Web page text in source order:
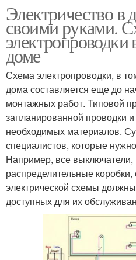
Электричество в
своими руками.
электропроводки
доме
Схема электропроводки, в
дома составляется еще до
монтажных работ. Типовой
запланированной проводки и
необходимых материалов.
специалистов, которые
Например, все выключатели,
распределительные коробки,
электрической схемы
доступных для их